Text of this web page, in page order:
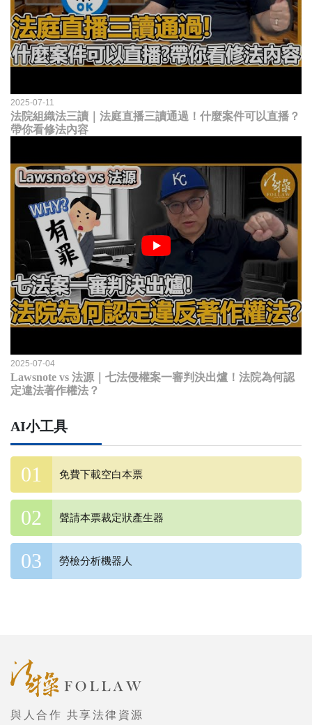
2025-07-11
法院組織法三讀｜法庭直播三讀通過！什麼案件可以直播？
帶你看修法內容
2025-07-04
Lawsnote vs 法源｜七法侵權案一審判決出爐！法院為何認
定違法著作權法？
AI小工具
免費下載空白本票
聲請本票裁定狀產生器
勞檢分析機器人
與人合作 共享法律資源